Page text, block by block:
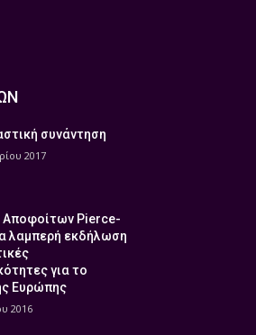
συνάντηση
2017
Αποφοίτων Pierce-
λαμπερή εκδήλωση
για το
Ευρώπης
2016